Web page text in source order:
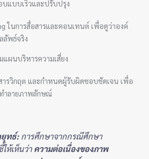
แบบเร็วและปรับปรุง
ในการสื่อสารและคอนเทนต์ เพื่อดูว่าองค์
ลัพธ์จริง
ผนบริหารความเสี่ยง
รวิกฤต และกำหนดผู้รับผิดชอบชัดเจน เพื่อ
ำลายภาพลักษณ์
ยุทธ์:การศึกษาจากกรณีศึกษา
ห้เห็นว่าความต่อเนื่องของภาพ